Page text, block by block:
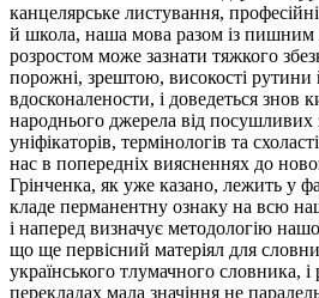
канцелярське листування,
й школа, наша мова разом із пишним
розростом може зазнати тяжкого
порожні, зрештою, високості рутини
вдосконалености, і доведеться знов
народнього джерела від
уніфікаторів, термінологів та
нас в попередніх виясненнях до
Грінченка, як уже казано, лежить у
кладе перманентну ознаку на всю
і наперед визначує методологію
що ще первісний матеріял для
українського тлумачного словника, і
перекладах мала значіння не